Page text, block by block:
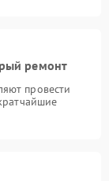
ремонт
провести